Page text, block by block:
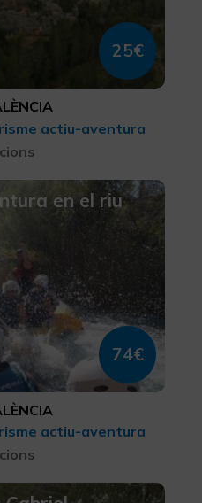
25€
actiu-aventura
en el riu
74€
actiu-aventura